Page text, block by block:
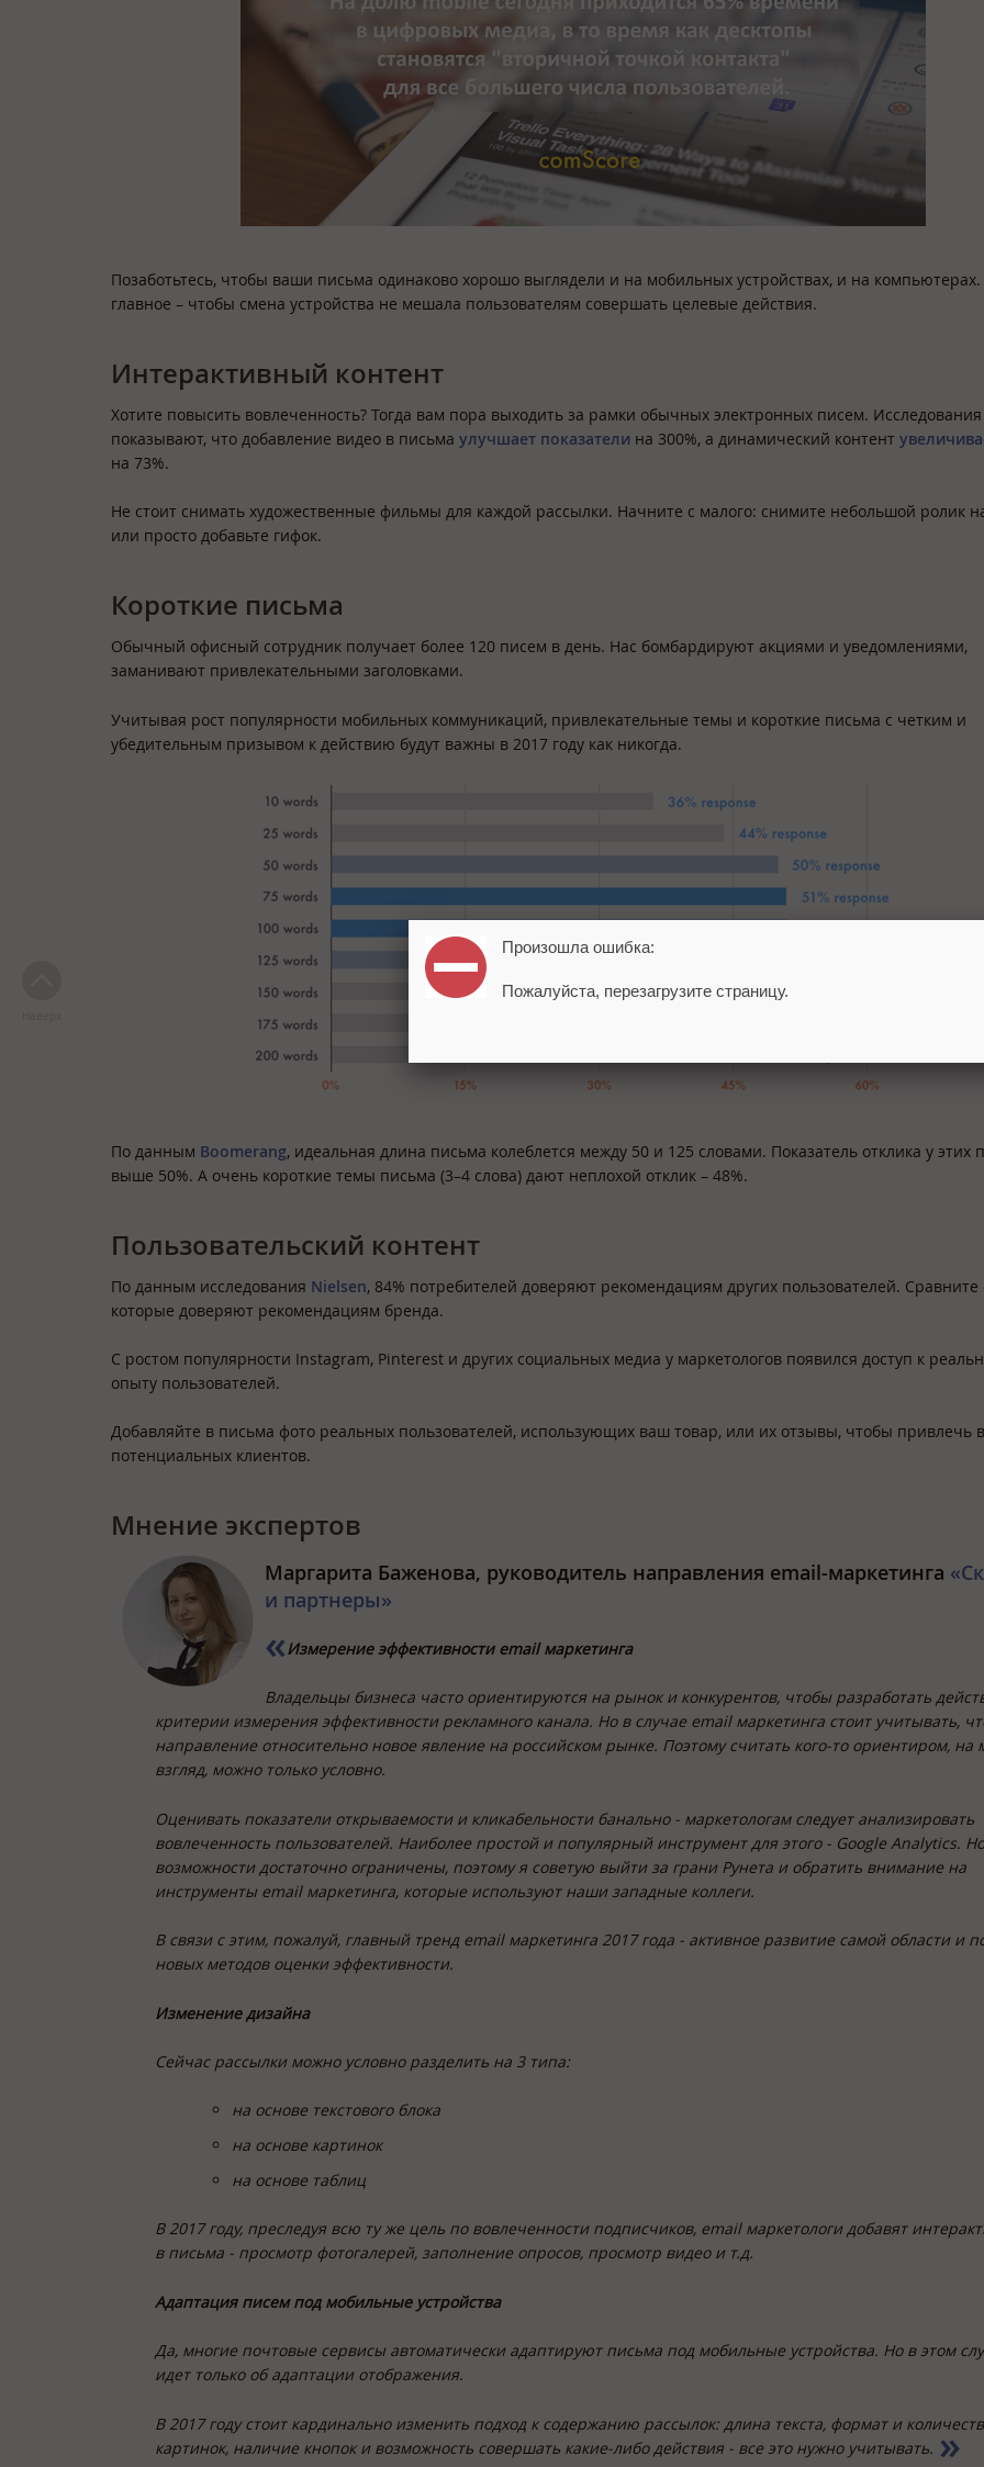
Позаботьтесь, чтобы ваши письма одинаково хорошо выглядели и на мобильных устройствах, и на
главное – чтобы смена устройства не мешала пользователям совершать целевые действия.
Интерактивный контент
Хотите повысить вовлеченность? Тогда вам пора выходить за рамки обычных электронных писем. Исследования
показывают, что добавление видео в письма улучшает показатели на 300%, а динамический контент
на 73%.
Не стоит снимать художественные фильмы для каждой рассылки. Начните с малого: снимите небольшой ролик
или просто добавьте гифок.
Короткие письма
Обычный офисный сотрудник получает более 120 писем в день. Нас бомбардируют акциями и уведомлениями,
заманивают привлекательными заголовками.
Учитывая рост популярности мобильных коммуникаций, привлекательные темы и короткие письма с четким и
убедительным призывом к действию будут важны в 2017 году как никогда.
По данным Boomerang, идеальная длина письма колеблется между 50 и 125 словами. Показатель отклика у этих
выше 50%. А очень короткие темы письма (3–4 слова) дают неплохой отклик – 48%.
Пользовательский контент
По данным исследования Nielsen, 84% потребителей доверяют рекомендациям других пользователей. Сравните
которые доверяют рекомендациям бренда.
С ростом популярности Instagram, Pinterest и других социальных медиа у маркетологов появился доступ к
опыту пользователей.
Добавляйте в письма фото реальных пользователей, использующих ваш товар, или их отзывы, чтобы привлечь
потенциальных клиентов.
Мнение экспертов
Маргарита Баженова, руководитель направления email-маркетинга
и партнеры»
Измерение эффективности email маркетинга
Владельцы бизнеса часто ориентируются на рынок и конкурентов, чтобы разработать
критерии измерения эффективности рекламного канала. Но в случае email маркетинга стоит учитывать,
направление относительно новое явление на российском рынке. Поэтому считать кого-то ориентиром, на
взгляд, можно только условно.
Оценивать показатели открываемости и кликабельности банально - маркетологам следует анализировать
вовлеченность пользователей. Наиболее простой и популярный инструмент для этого - Google Analytics.
возможности достаточно ограничены, поэтому я советую выйти за грани Рунета и обратить внимание на
инструменты email маркетинга, которые используют наши западные коллеги.
В связи с этим, пожалуй, главный тренд email маркетинга 2017 года - активное развитие самой области и
новых методов оценки эффективности.
Изменение дизайна
Сейчас рассылки можно условно разделить на 3 типа:
на основе текстового блока
на основе картинок
на основе таблиц
В 2017 году, преследуя всю ту же цель по вовлеченности подписчиков, email маркетологи добавят
в письма - просмотр фотогалерей, заполнение опросов, просмотр видео и т.д.
Адаптация писем под мобильные устройства
Да, многие почтовые сервисы автоматически адаптируют письма под мобильные устройства. Но в этом
идет только об адаптации отображения.
В 2017 году стоит кардинально изменить подход к содержанию рассылок: длина текста, формат и
картинок, наличие кнопок и возможность совершать какие-либо действия - все это нужно учитывать.
Произошла ошибка:
Пожалуйста, перезагрузите страницу.